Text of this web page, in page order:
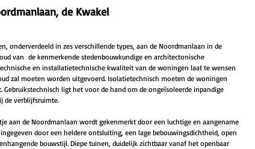
de Kwakel
onderverdeeld in zes verschillende types, aan de Noordmanlaan in de
van de kenmerkende stedenbouwkundige en architectonische
en installatietechnische kwaliteit van de woningen laat te wensen
zal moeten worden uitgevoerd. Isolatietechnisch moeten de woningen
Gebruikstechnisch ligt het voor de hand om de ongeïsoleerde inpandige
de verblijfsruimte.
aan de Noordmanlaan wordt gekenmerkt door een luchtige en aangename
door een heldere ontsluiting, een lage bebouwingsdichtheid, open
bouwstijl. Diepe tuinen, duidelijk zichtbaar vanaf het openbaar